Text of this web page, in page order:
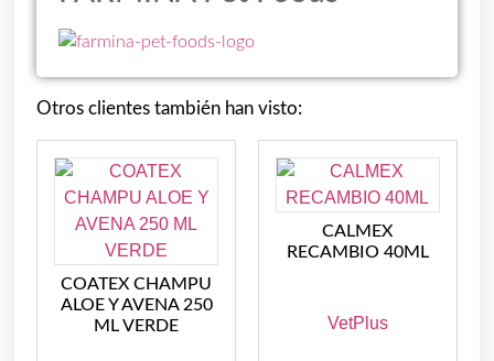
Otros clientes también han visto:
COATEX CHAMPU
ALOE Y AVENA 250
ML VERDE
CALMEX
RECAMBIO 40ML
VetPlus